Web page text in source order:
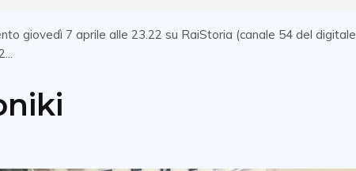
giovedì 7 aprile alle 23.22 su RaiStoria (canale 54 del digitale